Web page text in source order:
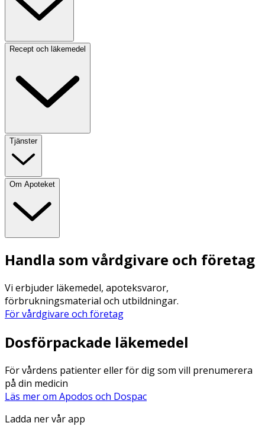
Recept och läkemedel
Tjänster
Om Apoteket
Handla som vårdgivare och företag
Vi erbjuder läkemedel, apoteksvaror,
förbrukningsmaterial och utbildningar.
För vårdgivare och företag
Dosförpackade läkemedel
För vårdens patienter eller för dig som vill prenumerera
på din medicin
Läs mer om Apodos och Dospac
Ladda ner vår app